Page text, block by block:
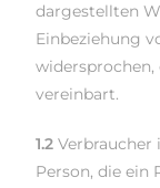
dargestellten
Einbeziehung
widersprochen,
vereinbart.
1.2 Verbraucher
Person, die ein